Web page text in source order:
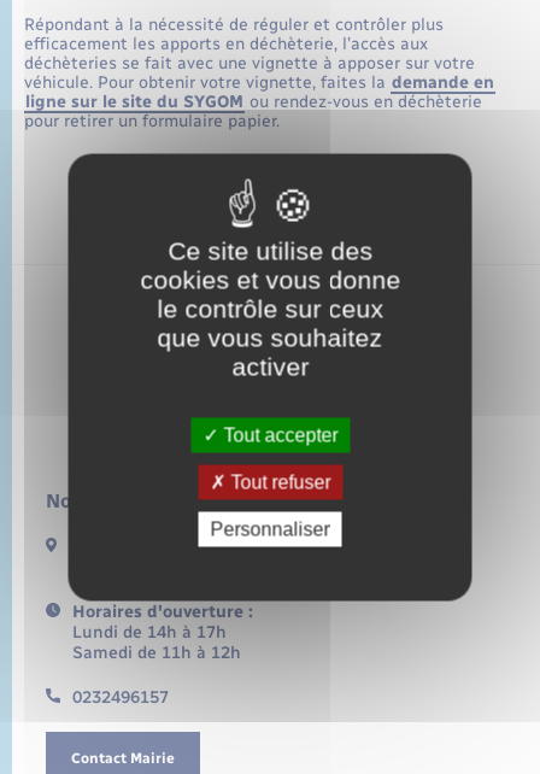
Répondant à la nécessité de réguler et contrôler plus
efficacement les apports en déchèterie, l’accès aux
déchèteries se fait avec une vignette à apposer sur votre
véhicule. Pour obtenir votre vignette, faites la demande en
ligne sur le site du SYGOM ou rendez-vous en déchèterie
pour retirer un formulaire papier.
Nous contacter :
13 rue de la Lieure
Horaires d'ouverture :
Lundi de 14h à 17h
Samedi de 11h à 12h
0232496157
Contact Mairie
Ce site utilise des
cookies et vous donne
le contrôle sur ceux
que vous souhaitez
activer
Tout accepter
Tout refuser
Personnaliser